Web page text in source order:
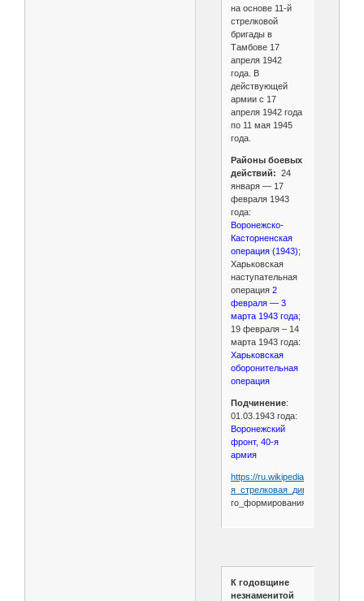
на основе 11-й
стрелковой
бригады в
Тамбове 17
апреля 1942
года. В
действующей
армии c 17
апреля 1942 года
по 11 мая 1945
года.
Районы боевых
действий: 24
января — 17
февраля 1943
года:
Воронежско-
Касторненская
операция (1943);
Харьковская
наступательная
операция 2
февраля — 3
марта 1943 года;
19 февраля – 14
марта 1943 года:
Харьковская
оборонительная
операция
Подчинение:
01.03.1943 года:
Воронежский
фронт, 40-я
армия
https://ru.wikipedia.org/wiki/107-
я_стрелковая_дивизия_
го_формирования)
К годовщине
незнаменитой